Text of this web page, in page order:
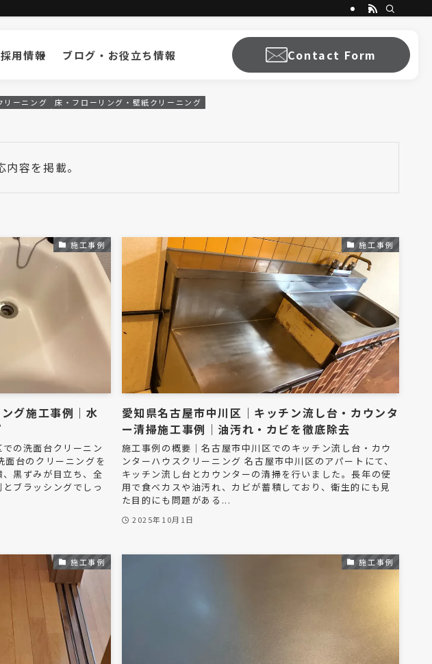
採用情報 ブログ・お役立ち情報 Contact Form
リーニング 床・フローリング・壁紙クリーニング
容を掲載。
施工事例
グ施工事例｜水
の洗面台クリーニン
面台のクリーニングを
黒ずみが目立ち、全
ブラッシングでしっ
施工事例
愛知県名古屋市中川区｜キッチン流し台・カウンタ
ー清掃施工事例｜油汚れ・カビを徹底除去
施工事例の概要｜名古屋市中川区でのキッチン流し台・カウ
ンターハウスクリーニング 名古屋市中川区のアパートにて、
キッチン流し台とカウンターの清掃を行いました。長年の使
用で食べカスや油汚れ、カビが蓄積しており、衛生的にも見
た目的にも問題がある...
2025年10月1日
施工事例 施工事例